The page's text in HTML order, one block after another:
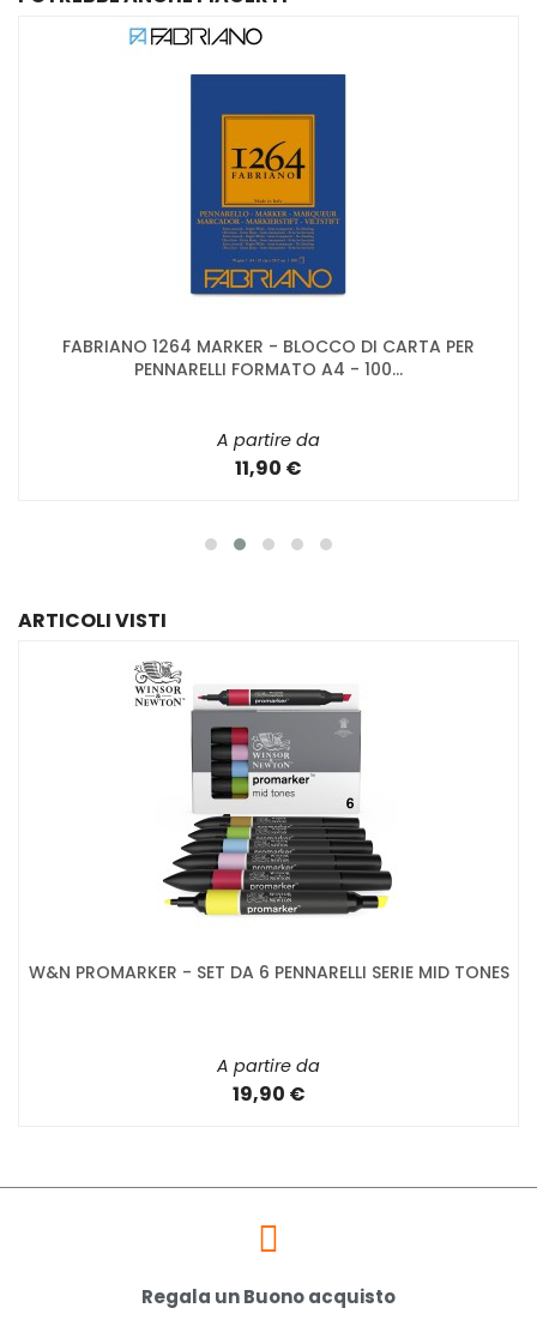
FABRIANO 1264 MARKER - BLOCCO DI CARTA PER
PENNARELLI FORMATO A4 - 100...
A partire da
11,90 €
ARTICOLI VISTI
W&N PROMARKER - SET DA 6 PENNARELLI SERIE MID TONES
A partire da
19,90 €
Regala un Buono acquisto